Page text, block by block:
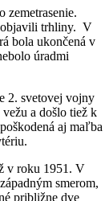
zemetrasenie.
objavili trhliny. V
bola ukončená v
úradmi
2. svetovej vojny
a došlo tiež k
aj maľba
v roku 1951. V
smerom,
približne dve